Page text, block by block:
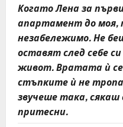
Когато Лена за
апартамент до моя,
незабележимо. Не
оставят след себе
живот. Вратата ѝ
стъпките ѝ не
звучеше така, сякаш
притесни.